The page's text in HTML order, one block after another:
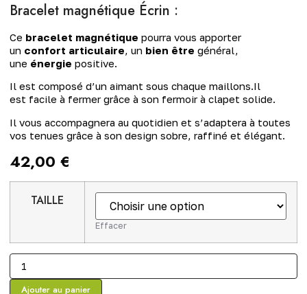
Bracelet magnétique Écrin :
Ce bracelet magnétique pourra vous apporter
un confort articulaire, un bien être général,
une énergie positive.
Il est composé d’un aimant sous chaque maillons.Il
est facile à fermer grâce à son fermoir à clapet solide.
Il vous accompagnera au quotidien et s’adaptera à toutes
vos tenues grâce à son design sobre, raffiné et élégant.
42,00 €
TAILLE
Effacer
Ajouter au panier